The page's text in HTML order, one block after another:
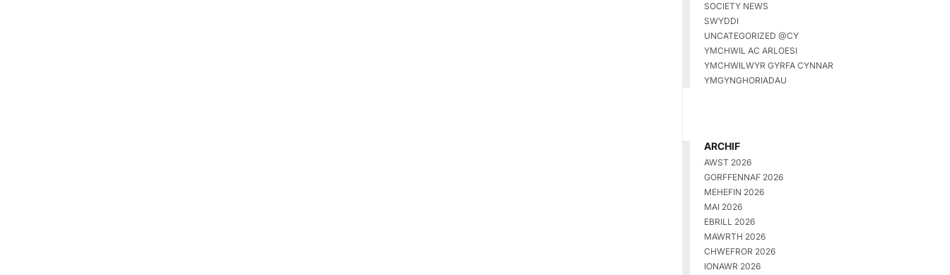
SOCIETY NEWS
SWYDDI
UNCATEGORIZED @CY
YMCHWIL AC ARLOESI
YMCHWILWYR GYRFA CYNNAR
YMGYNGHORIADAU
ARCHIF
AWST 2026
GORFFENNAF 2026
MEHEFIN 2026
MAI 2026
EBRILL 2026
MAWRTH 2026
CHWEFROR 2026
IONAWR 2026